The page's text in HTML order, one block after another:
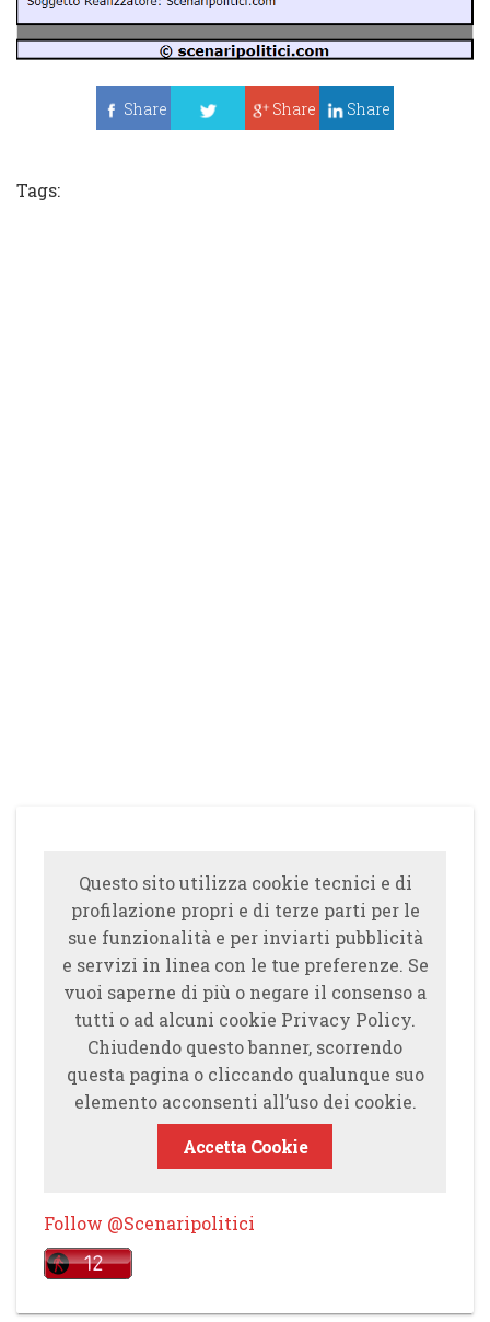
Share
Share Share
Tags:
Questo sito utilizza cookie tecnici e di
profilazione propri e di terze parti per le
sue funzionalità e per inviarti pubblicità
e servizi in linea con le tue preferenze. Se
vuoi saperne di più o negare il consenso a
tutti o ad alcuni cookie Privacy Policy.
Chiudendo questo banner, scorrendo
questa pagina o cliccando qualunque suo
elemento acconsenti all’uso dei cookie.
Accetta Cookie
Follow @Scenaripolitici